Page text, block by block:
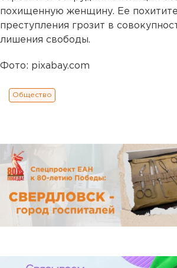
похищенную женщину. Ее
преступления грозит в
лишения свободы.
Фото: pixabay.com
Общество